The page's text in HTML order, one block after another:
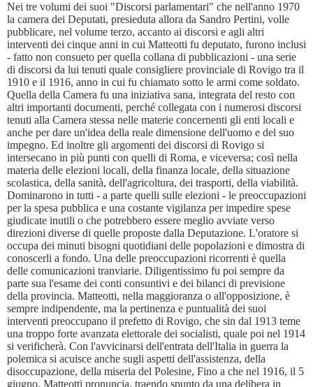
Nei tre volumi dei suoi "Discorsi parlamentari" che nell'anno 1970
la camera dei Deputati, presieduta allora da Sandro Pertini, volle
pubblicare, nel volume terzo, accanto ai discorsi e agli altri
interventi dei cinque anni in cui Matteotti fu deputato, furono inclusi
- fatto non consueto per quella collana di pubblicazioni - una serie
di discorsi da lui tenuti quale consigliere provinciale di Rovigo tra il
1910 e il 1916, anno in cui fu chiamato sotto le armi come soldato.
Quella della Camera fu una iniziativa sana, integrata del resto con
altri importanti documenti, perché collegata con i numerosi discorsi
tenuti alla Camera stessa nelle materie concernenti gli enti locali e
anche per dare un'idea della reale dimensione dell'uomo e del suo
impegno. Ed inoltre gli argomenti dei discorsi di Rovigo si
intersecano in più punti con quelli di Roma, e viceversa; così nella
materia delle elezioni locali, della finanza locale, della situazione
scolastica, della sanità, dell'agricoltura, dei trasporti, della viabilità.
Dominarono in tutti - a parte quelli sulle elezioni - le preoccupazioni
per la spesa pubblica e una costante vigilanza per impedire spese
giudicate inutili o che potrebbero essere meglio avviate verso
direzioni diverse di quelle proposte dalla Deputazione. L'oratore si
occupa dei minuti bisogni quotidiani delle popolazioni e dimostra di
conoscerli a fondo. Una delle preoccupazioni ricorrenti è quella
delle comunicazioni tranviarie. Diligentissimo fu poi sempre da
parte sua l'esame dei conti consuntivi e dei bilanci di previsione
della provincia. Matteotti, nella maggioranza o all'opposizione, è
sempre indipendente, ma la pertinenza e puntualità dei suoi
interventi preoccupano il prefetto di Rovigo, che sin dal 1913 teme
una troppo forte avanzata elettorale dei socialisti, quale poi nel 1914
si verificherà. Con l'avvicinarsi dell'entrata dell'Italia in guerra la
polemica si acuisce anche sugli aspetti dell'assistenza, della
disoccupazione, della miseria del Polesine, Fino a che nel 1916, il 5
giugno, Matteotti pronuncia, traendo spunto da una delibera in